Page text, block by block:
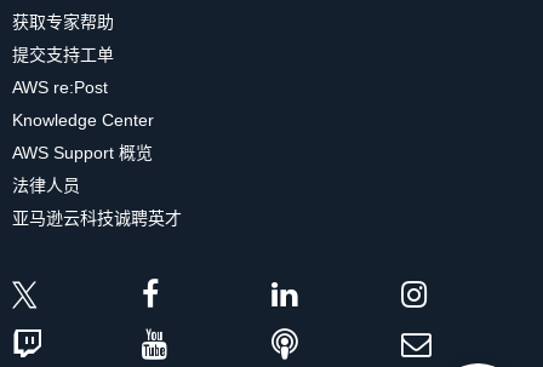
获取专家帮助
提交支持工单
AWS re:Post
Knowledge Center
AWS Support 概览
法律人员
亚马逊云科技诚聘英才